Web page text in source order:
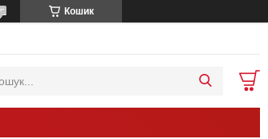
Кошик